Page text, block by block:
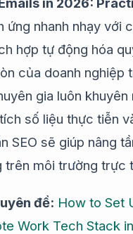
ứng nhanh nhạy với
hợp tự động hóa
của doanh nghiệp
gia luôn
số liệu thực tiễn
SEO sẽ giúp nâng
trên môi trường trực
đề: How to Set
Work Tech Stack